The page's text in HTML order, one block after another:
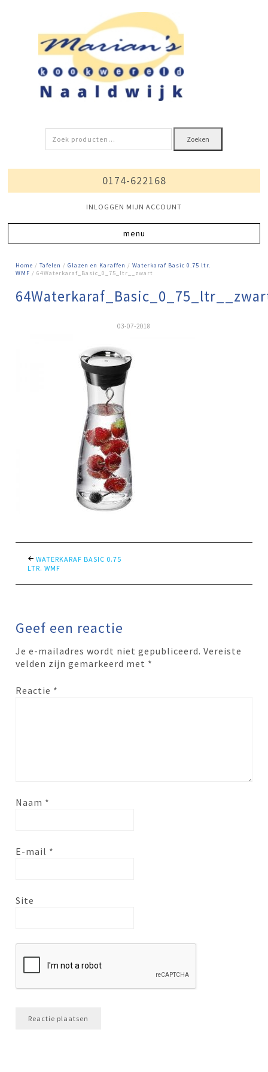
Zoeken
naar:
Zoeken
0174-622168
INLOGGEN MIJN ACCOUNT
Home /Tafelen /Glazen en Karaffen /Waterkaraf Basic 0.75 ltr.
WMF / 64Waterkaraf_Basic_0_75_ltr__zwart
03-07-2018
WATERKARAF BASIC 0.75
LTR. WMF
Geef een reactie
Je e-mailadres wordt niet gepubliceerd. Vereiste
velden zijn gemarkeerd met *
Reactie *
Naam *
E-mail *
Site